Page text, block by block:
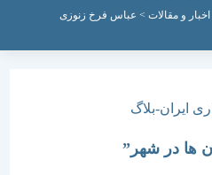
>عباس فرخ زنوزی
شهر”